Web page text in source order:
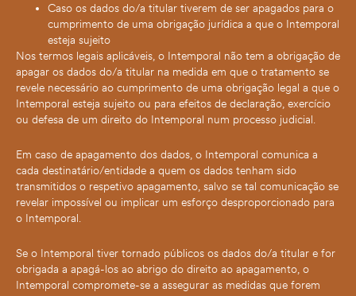
Caso os dados do/a titular tiverem de ser apagados para o
cumprimento de uma obrigação jurídica a que o Intemporal
esteja sujeito
Nos termos legais aplicáveis, o Intemporal não tem a obrigação de
apagar os dados do/a titular na medida em que o tratamento se
revele necessário ao cumprimento de uma obrigação legal a que o
Intemporal esteja sujeito ou para efeitos de declaração, exercício
ou defesa de um direito do Intemporal num processo judicial.
Em caso de apagamento dos dados, o Intemporal comunica a
cada destinatário/entidade a quem os dados tenham sido
transmitidos o respetivo apagamento, salvo se tal comunicação se
revelar impossível ou implicar um esforço desproporcionado para
o Intemporal.
Se o Intemporal tiver tornado públicos os dados do/a titular e for
obrigada a apagá-los ao abrigo do direito ao apagamento, o
Intemporal compromete-se a assegurar as medidas que forem